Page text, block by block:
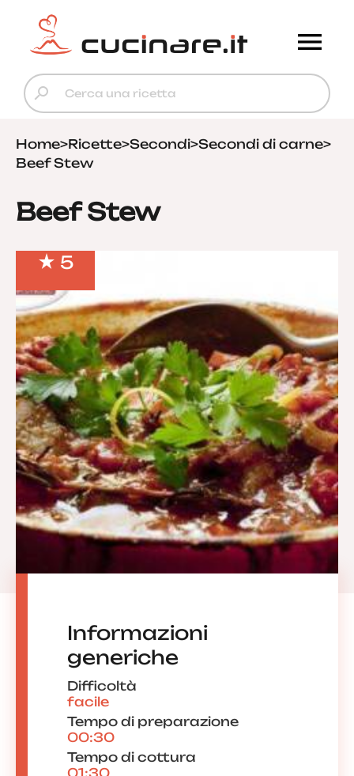
Home>Ricette>Secondi>Secondi di carne>
Beef Stew
Beef Stew
5
Informazioni
generiche
Difficoltà
facile
Tempo di preparazione
00:30
Tempo di cottura
01:30